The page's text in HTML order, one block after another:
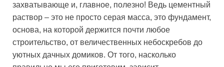
захватывающе и, главное, полезно! Ведь цементный
раствор – это не просто серая масса, это фундамент,
основа, на которой держится почти любое
строительство, от величественных небоскребов до
уютных дачных домиков. От того, насколько